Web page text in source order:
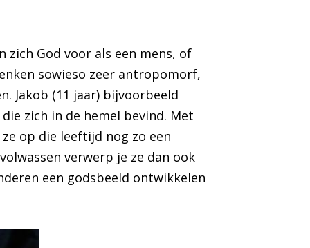
zich God voor als een mens, of
sowieso zeer antropomorf,
Jakob (11 jaar)bijvoorbeeld
zich in de hemel bevind. Met
op die leeftijd nog zo een
verwerp je ze dan ook
een godsbeeld ontwikkelen